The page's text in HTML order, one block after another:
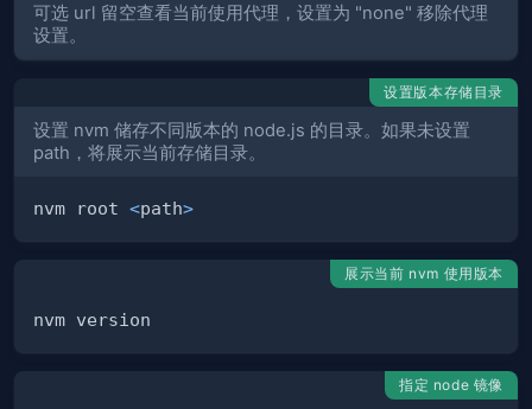
可选 url 留空查看当前使用代理，设置为 "none" 移除代理
设置。
设置版本存储目录
设置 nvm 储存不同版本的 node.js 的目录。如果未设置
path，将展示当前存储目录。
nvm root <path>
展示当前 nvm 使用版本
指定 node 镜像